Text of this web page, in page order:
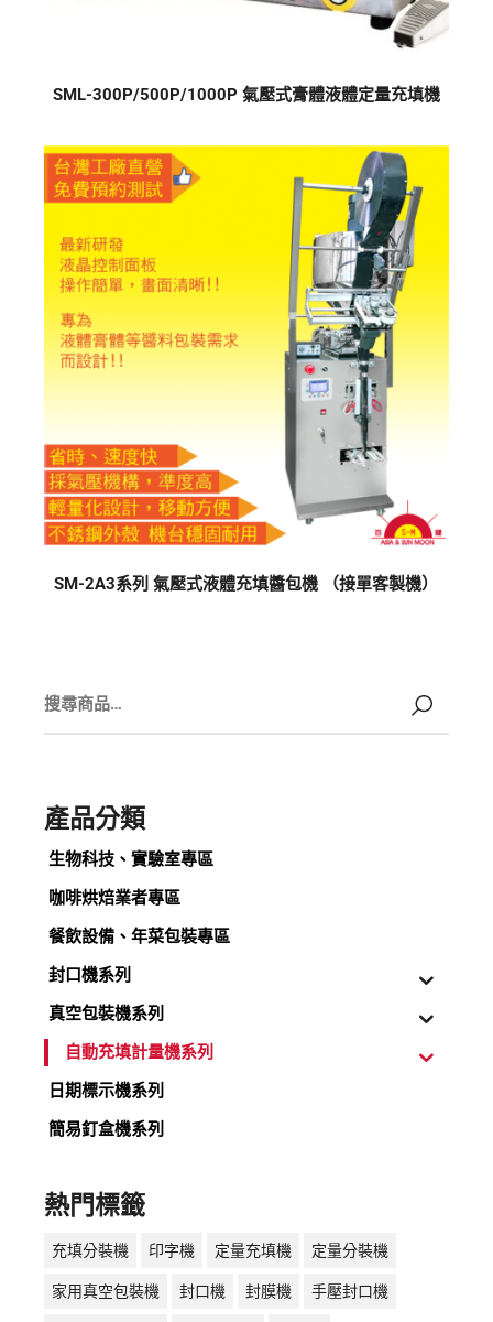
SML-300P/500P/1000P 氣壓式膏體液體定量充填機
SM-2A3系列 氣壓式液體充填醬包機 （接單客製機）
產品分類
生物科技、實驗室專區
咖啡烘焙業者專區
餐飲設備、年菜包裝專區
封口機系列
真空包裝機系列
自動充填計量機系列
日期標示機系列
簡易釘盒機系列
熱門標籤
充填分裝機 印字機 定量充填機 定量分裝機
家用真空包裝機 封口機 封膜機 手壓封口機